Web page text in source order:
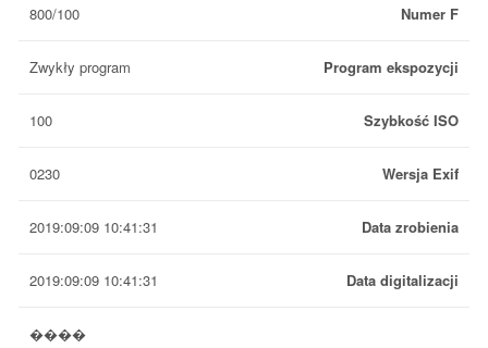
Numer F
800/100
Program ekspozycji
Zwykły program
Szybkość ISO
100
Wersja Exif
0230
Data zrobienia
2019:09:09 10:41:31
Data digitalizacji
2019:09:09 10:41:31
����